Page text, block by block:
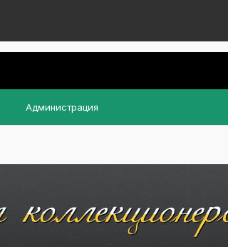
Администрация